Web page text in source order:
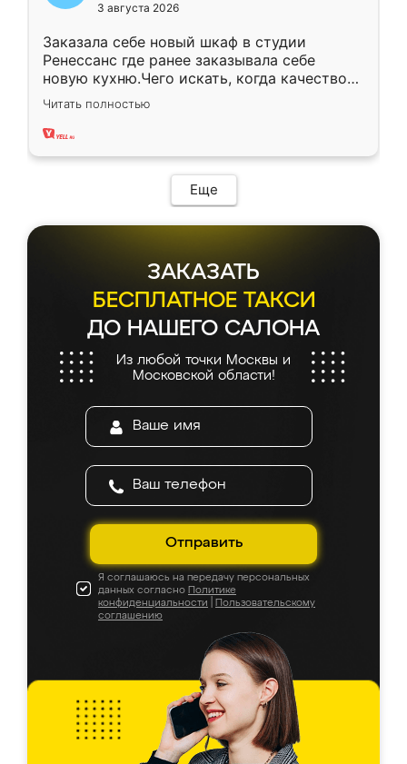
3 августа 2026
Заказала себе новый шкаф в студии
Ренессанс где ранее заказывала себе
новую кухню.Чего искать, когда качеством
вполне довольна. Служит кухня уже почти
два года, нареканий нет.
Читать полностью
Еще
ЗАКАЗАТЬ
БЕСПЛАТНОЕ ТАКСИ
ДО НАШЕГО САЛОНА
Из любой точки Москвы и
Московской области!
Отправить
Я соглашаюсь на передачу персональных
данных согласно Политике
конфиденциальности
Пользовательскому
соглашению